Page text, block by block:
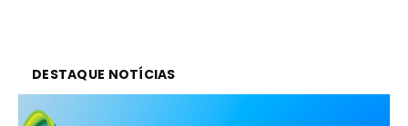
DESTAQUE NOTÍCIAS